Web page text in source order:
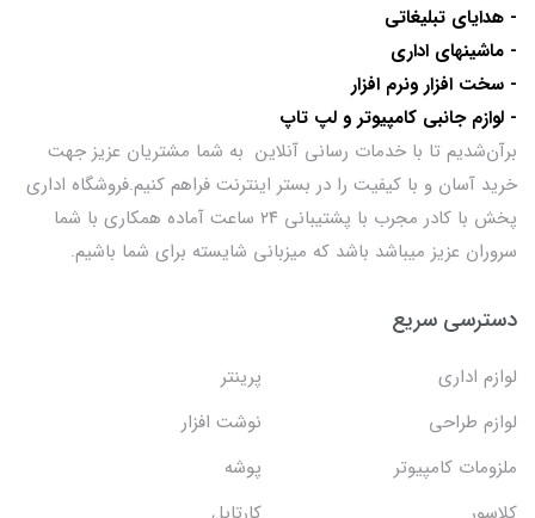
- هدایای تبلیغاتی
- ماشینهای اداری
- سخت افزار ونرم افزار
- لوازم جانبی کامپیوتر و لپ تاپ
برآن‌شدیم تا با خدمات رسانی آنلاین به شما مشتریان عزیز جهت
خرید آسان و با کیفیت را در بستر اینترنت فراهم کنیم.فروشگاه اداری
پخش با کادر مجرب با پشتیبانی ۲۴ ساعت آماده همکاری با شما
سروران عزیز میباشد باشد که میزبانی شایسته برای شما باشیم.
دسترسی سریع
لوازم اداری
پرینتر
لوازم طراحی
نوشت افزار
ملزومات کامپیوتر
پوشه